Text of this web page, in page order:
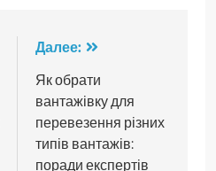
Далее:
Як обрати
вантажівку для
перевезення різних
типів вантажів:
поради експертів